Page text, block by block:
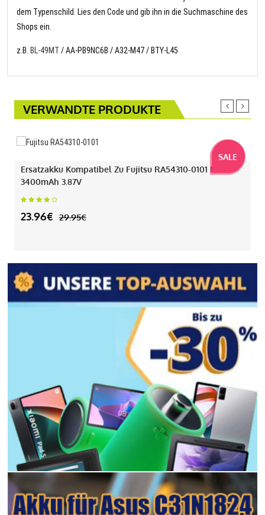
dem Typenschild. Lies den Code und gib ihn in die Suchmaschine des
Shops ein.
z.B. BL-49MT / AA-PB9NC6B / A32-M47 / BTY-L45
VERWANDTE PRODUKTE
SALE
Ersatzakku Kompatibel Zu Fujitsu RA54310-0101 Mit
3400mAh 3.87V
23.96€ 29.95€